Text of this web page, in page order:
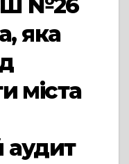
№26
яка
міста
аудит